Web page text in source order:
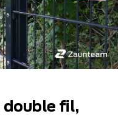
double fil,